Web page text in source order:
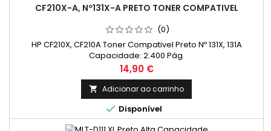
CF210X-A, Nº131X-A PRETO TONER COMPATIVEL
(0)
HP CF210X, CF210A Toner Compativel Preto Nº 131X, 131A
Capacidade: 2.400 Pág.
Preço
14,90 €
 Adicionar ao carrinho
 Disponível